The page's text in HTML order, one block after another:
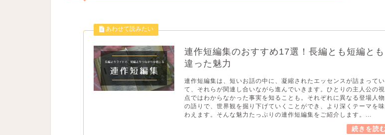
連作短編集のおすすめ17選！長編とも短編とも
違った魅力
連作短編集は、短いお話の中に、凝縮されたエッセンスが詰まってい
て、それらが関連し合いながら進んでいきます。ひとりの主人公の視
点ではわからなかった事実を知ることも。それぞれに異なる登場人物
の語りで、世界観を掘り下げていくことができ、より深くテーマを味
わえます。そんな魅力たっぷりの連作短編集をご紹介します。...